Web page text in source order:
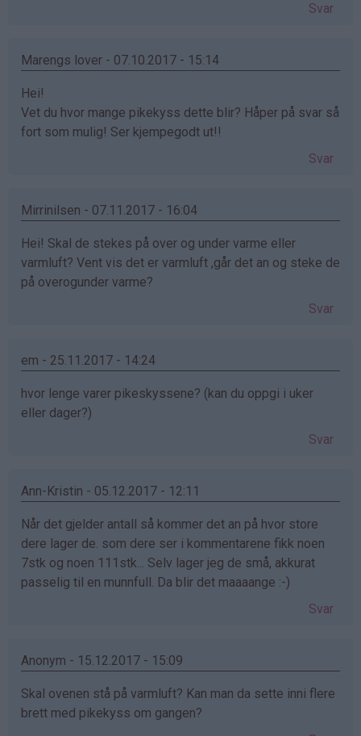
Svar
Marengs lover - 07.10.2017 - 15:14
Hei!
Vet du hvor mange pikekyss dette blir? Håper på svar så
fort som mulig! Ser kjempegodt ut!!
Svar
Mirrinilsen - 07.11.2017 - 16:04
Hei! Skal de stekes på over og under varme eller
varmluft? Vent vis det er varmluft ,går det an og steke de
på overogunder varme?
Svar
em - 25.11.2017 - 14:24
hvor lenge varer pikeskyssene? (kan du oppgi i uker
eller dager?)
Svar
Ann-Kristin - 05.12.2017 - 12:11
Når det gjelder antall så kommer det an på hvor store
dere lager de. som dere ser i kommentarene fikk noen
7stk og noen 111stk... Selv lager jeg de små, akkurat
passelig til en munnfull. Da blir det maaaange :-)
Svar
Anonym - 15.12.2017 - 15:09
Skal ovenen stå på varmluft? Kan man da sette inni flere
brett med pikekyss om gangen?